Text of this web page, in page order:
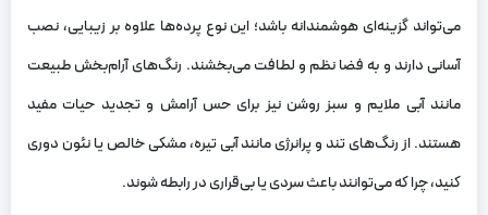
می‌تواند گزینه‌ای هوشمندانه باشد؛ این نوع پرده‌ها علاوه بر زیبایی، نصب
آسانی دارند و به فضا نظم و لطافت می‌بخشند. رنگ‌های آرام‌بخش طبیعت
مانند آبی ملایم و سبز روشن نیز برای حس آرامش و تجدید حیات مفید
هستند. از رنگ‌های تند و پرانرژی مانند آبی تیره، مشکی خالص یا نئون دوری
کنید، چرا که می‌توانند باعث سردی یا بی‌قراری در رابطه شوند.